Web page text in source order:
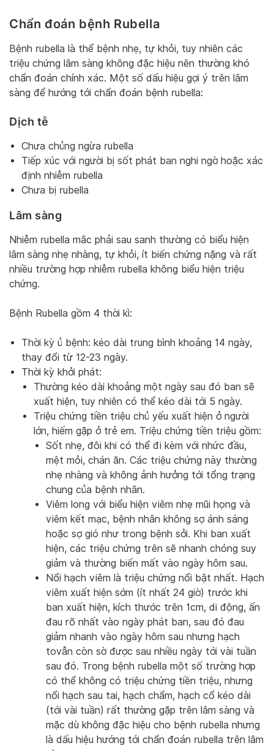
Chẩn đoán bệnh Rubella
Bệnh rubella là thể bệnh nhẹ, tự khỏi, tuy nhiên các
triệu chứng lâm sàng không đặc hiệu nên thường khó
chẩn đoán chính xác. Một số dấu hiệu gợi ý trên lâm
sàng để hướng tới chẩn đoán bệnh rubella:
Dịch tễ
Chưa chủng ngừa rubella
Tiếp xúc với người bị sốt phát ban nghi ngờ hoặc xác
định nhiễm rubella
Chưa bị rubella
Lâm sàng
Nhiễm rubella mắc phải sau sanh thường có biểu hiện
lâm sàng nhẹ nhàng, tự khỏi, ít biến chứng nặng và rất
nhiều trường hợp nhiễm rubella không biểu hiện triệu
chứng.
Bệnh Rubella gồm 4 thời kì:
Thời kỳ ủ bệnh: kéo dài trung bình khoảng 14 ngày,
thay đổi từ 12-23 ngày.
Thời kỳ khởi phát:
Thường kéo dài khoảng một ngày sau đó ban sẽ
xuất hiện, tuy nhiên có thể kéo dài tới 5 ngày.
Triệu chứng tiền triệu chủ yếu xuất hiện ở người
lớn, hiếm gặp ở trẻ em. Triệu chứng tiền triệu gồm:
Sốt nhẹ, đôi khi có thể đi kèm với nhức đầu,
mệt mỏi, chán ăn. Các triệu chứng này thường
nhẹ nhàng và không ảnh hưởng tới tổng trạng
chung của bệnh nhân.
Viêm long với biểu hiện viêm nhẹ mũi họng và
viêm kết mạc, bệnh nhân không sợ ánh sáng
hoặc sợ gió như trong bệnh sởi. Khi ban xuất
hiện, các triệu chứng trên sẽ nhanh chóng suy
giảm và thường biến mất vào ngày hôm sau.
Nổi hạch viêm là triệu chứng nổi bật nhất. Hạch
viêm xuất hiện sớm (ít nhất 24 giờ) trước khi
ban xuất hiện, kích thước trên 1cm, di động, ấn
đau rõ nhất vào ngày phát ban, sau đó đau
giảm nhanh vào ngày hôm sau nhưng hạch
tovẫn còn sờ được sau nhiều ngày tới vài tuần
sau đó. Trong bệnh rubella một số trường hợp
có thể không có triệu chứng tiền triệu, nhưng
nổi hạch sau tai, hạch chẩm, hạch cổ kéo dài
(tới vài tuần) rất thường gặp trên lâm sàng và
mặc dù không đặc hiệu cho bệnh rubella nhưng
là dấu hiệu hướng tới chẩn đoán rubella trên lâm